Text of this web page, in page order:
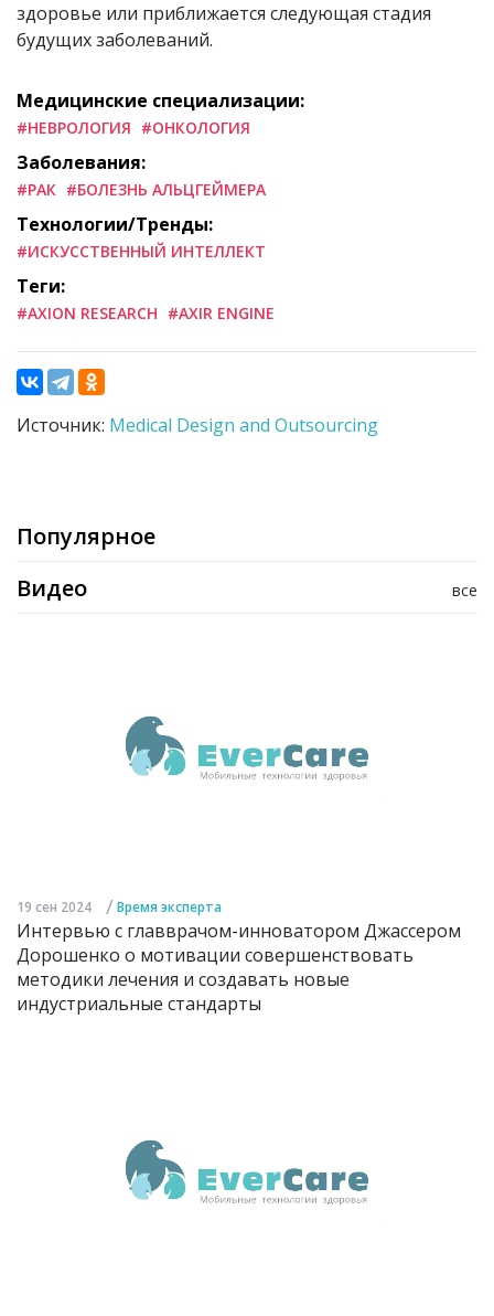
здоровье или приближается следующая стадия
будущих заболеваний.
Медицинские специализации:
#НЕВРОЛОГИЯ #ОНКОЛОГИЯ
Заболевания:
#РАК #БОЛЕЗНЬ АЛЬЦГЕЙМЕРА
Технологии/Тренды:
#ИСКУССТВЕННЫЙ ИНТЕЛЛЕКТ
Теги:
#AXION RESEARCH #AXIR ENGINE
Источник: Medical Design and Outsourcing
Популярное
все
Видео
19 сен 2024 / Время эксперта
Интервью с главврачом-инноватором Джассером
Дорошенко о мотивации совершенствовать
методики лечения и создавать новые
индустриальные стандарты